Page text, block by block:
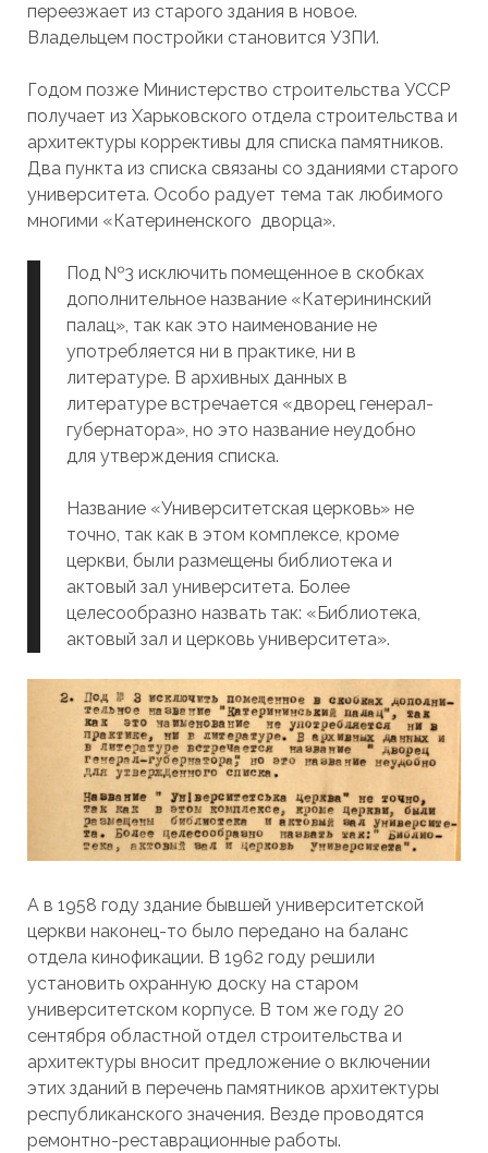
переезжает из старого здания в новое.
Владельцем постройки становится УЗПИ.
Годом позже Министерство строительства УССР
получает из Харьковского отдела строительства и
архитектуры коррективы для списка памятников.
Два пункта из списка связаны со зданиями старого
университета. Особо радует тема так любимого
многими «Катериненского дворца».
Под №3 исключить помещенное в скобках
дополнительное название «Катерининский
палац», так как это наименование не
употребляется ни в практике, ни в
литературе. В архивных данных в
литературе встречается «дворец генерал-
губернатора», но это название неудобно
для утверждения списка.
Название «Университетская церковь» не
точно, так как в этом комплексе, кроме
церкви, были размещены библиотека и
актовый зал университета. Более
целесообразно назвать так: «Библиотека,
актовый зал и церковь университета».
А в 1958 году здание бывшей университетской
церкви наконец-то было передано на баланс
отдела кинофикации. В 1962 году решили
установить охранную доску на старом
университетском корпусе. В том же году 20
сентября областной отдел строительства и
архитектуры вносит предложение о включении
этих зданий в перечень памятников архитектуры
республиканского значения. Везде проводятся
ремонтно-реставрационные работы.